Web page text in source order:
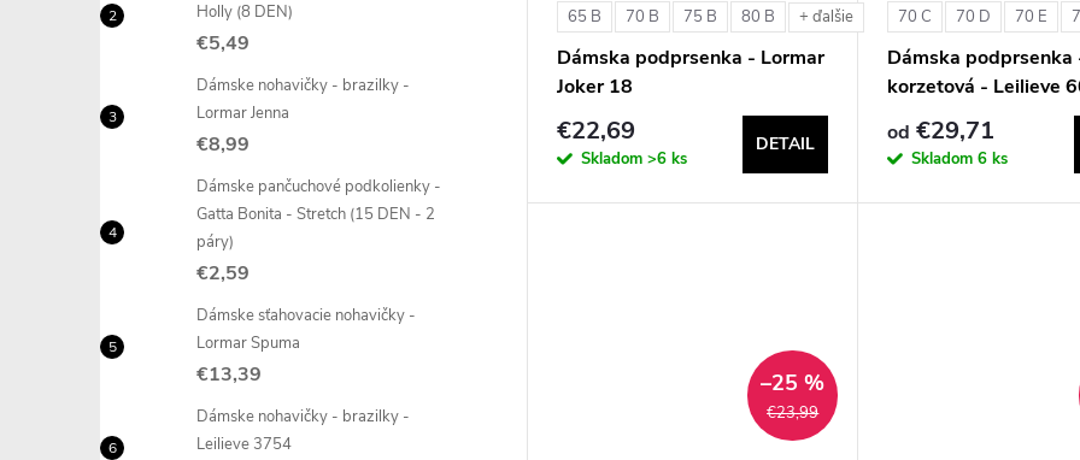
Holly (8 DEN)
€5,49
Dámske nohavičky - brazilky -
Lormar Jenna
€8,99
Dámske pančuchové podkolienky -
Gatta Bonita - Stretch (15 DEN - 2
páry)
€2,59
Dámske sťahovacie nohavičky -
Lormar Spuma
€13,39
Dámske nohavičky - brazilky -
Leilieve 3754
65 B 70 B 75 B 80 B + ďalšie
Dámska podprsenka - Lormar
Joker 18
€22,69
Skladom >6 ks
DETAIL
70 C 70 D 70 E
Dámska podprsenka
korzetová - Leilieve
od €29,71
Skladom6 ks
€23,99
–25 %